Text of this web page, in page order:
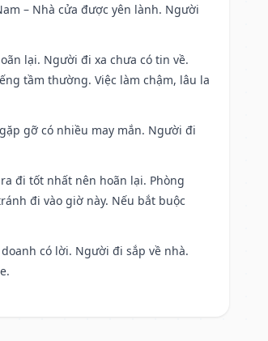
– Nhà cửa được yên lành. Người
lại. Người đi xa chưa có tin về.
tầm thường. Việc làm chậm, lâu la
gỡ có nhiều may mắn. Người đi
đi tốt nhất nên hoãn lại. Phòng
đi vào giờ này. Nếu bắt buộc
có lời. Người đi sắp về nhà.